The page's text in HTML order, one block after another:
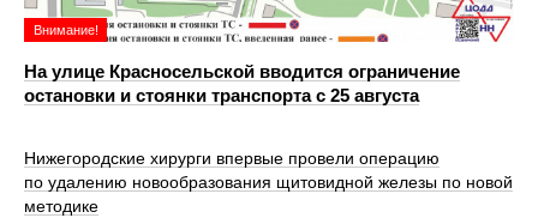
Внимание!
На улице Красносельской вводится ограничение
остановки и стоянки транспорта с 25 августа
Нижегородские хирурги впервые провели операцию
по удалению новообразования щитовидной железы по новой
методике